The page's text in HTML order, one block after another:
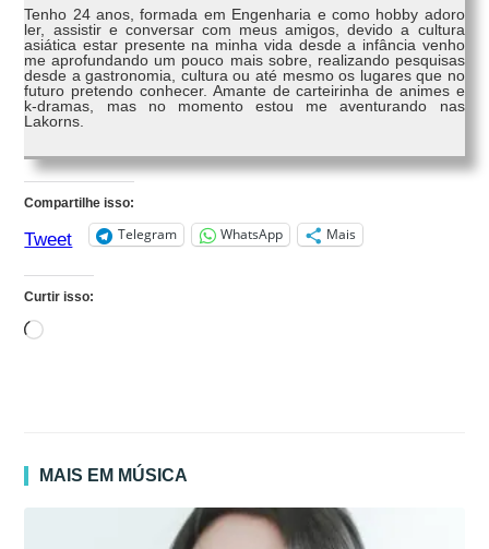
Tenho 24 anos, formada em Engenharia e como hobby adoro
ler, assistir e conversar com meus amigos, devido a cultura
asiática estar presente na minha vida desde a infância venho
me aprofundando um pouco mais sobre, realizando pesquisas
desde a gastronomia, cultura ou até mesmo os lugares que no
futuro pretendo conhecer. Amante de carteirinha de animes e
k-dramas, mas no momento estou me aventurando nas
Lakorns.
Compartilhe isso:
Tweet Telegram WhatsApp Mais
Curtir isso:
Carregando...
MAIS EM MÚSICA